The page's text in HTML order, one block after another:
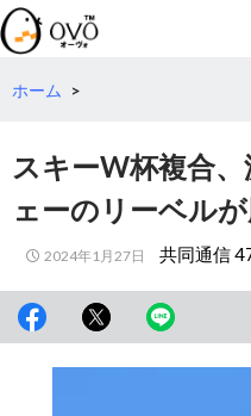
検
索
コ
テホーム >
スキーW杯複合
ェーのリーベルが
2024年1月27日 共同通信